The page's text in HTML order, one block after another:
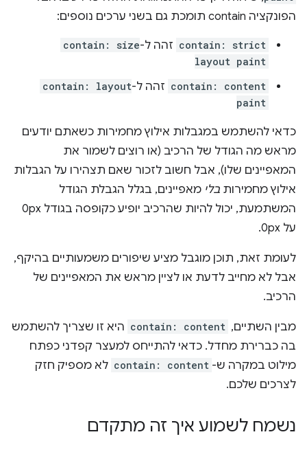
הפונקציה contain תומכת גם בשני ערכים נוספים:
contain: strict זהה ל-contain: size
layout paint
contain: content זהה ל-contain: layout
paint
כדאי להשתמש במגבלות אילוץ מחמירות כשאתם יודעים
מראש מה הגודל של הרכיב (או רוצים לשמור את
המאפיינים שלו), אבל חשוב לזכור שאם תצהירו על הגבלות
אילוץ מחמירות בלי מאפיינים, בגלל הגבלת הגודל
המשתמעת, יכול להיות שהרכיב יופיע כקופסה בגודל 0px
על 0px.
לעומת זאת, תוכן מוגבל מציע שיפורים משמעותיים בהיקף,
אבל לא מחייב לדעת או לציין מראש את המאפיינים של
הרכיב.
מבין השתיים, contain: content היא זו שצריך להשתמש
בה כברירת מחדל. כדאי להתייחס למעצר קפדני כפתח
מילוט במקרה ש- contain: content לא מספיק חזק
לצרכים שלכם.
נשמח לשמוע איך זה מתקדם